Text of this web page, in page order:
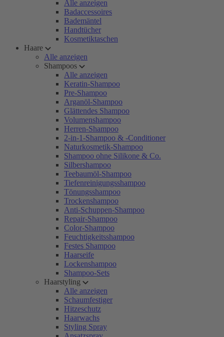
Alle anzeigen
Badaccessoires
Bademäntel
Handtücher
Kosmetiktaschen
Haare
Alle anzeigen
Shampoos
Alle anzeigen
Keratin-Shampoo
Pre-Shampoo
Arganöl-Shampoo
Glättendes Shampoo
Volumenshampoo
Herren-Shampoo
2-in-1-Shampoo & -Conditioner
Naturkosmetik-Shampoo
Shampoo ohne Silikone & Co.
Silbershampoo
Teebaumöl-Shampoo
Tiefenreinigungsshampoo
Tönungsshampoo
Trockenshampoo
Anti-Schuppen-Shampoo
Repair-Shampoo
Color-Shampoo
Feuchtigkeitsshampoo
Festes Shampoo
Haarseife
Lockenshampoo
Shampoo-Sets
Haarstyling
Alle anzeigen
Schaumfestiger
Hitzeschutz
Haarwachs
Styling Spray